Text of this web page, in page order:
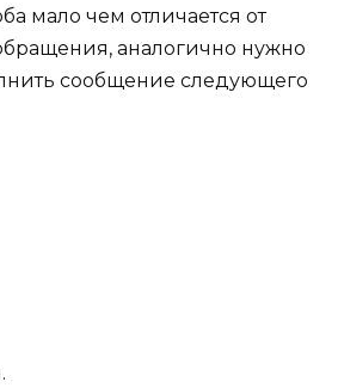
мало чем отличается от
аналогично нужно
сообщение следующего